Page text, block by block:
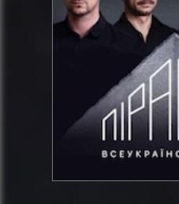
ПУБЛІКАЦІЇ